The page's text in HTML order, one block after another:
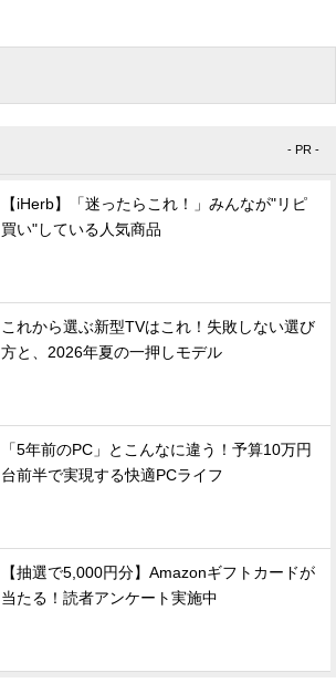
- PR -
【iHerb】「迷ったらこれ！」みんなが"リピ
買い"している人気商品
これから選ぶ新型TVはこれ！失敗しない選び
方と、2026年夏の一押しモデル
「5年前のPC」とこんなに違う！予算10万円
台前半で実現する快適PCライフ
【抽選で5,000円分】Amazonギフトカードが
当たる！読者アンケート実施中